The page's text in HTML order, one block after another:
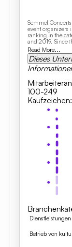
Semmel
event organizers
ranking in the
and 2019. Since
Read More...
Dieses
100-249
Kaufzeichen:
Dienstleistungen
Betrieb von